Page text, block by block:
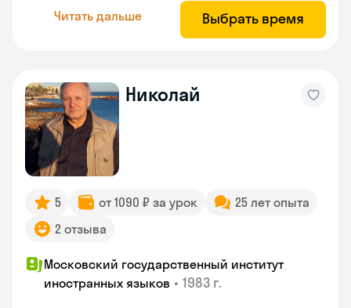
Читать дальше Выбрать время
Николай
5 от 1090 ₽ за урок
25 лет опыта
2 отзыва
Московский государственный институт
иностранных языков • 1983 г.